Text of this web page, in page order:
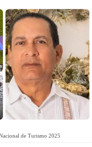
de Turismo 2025